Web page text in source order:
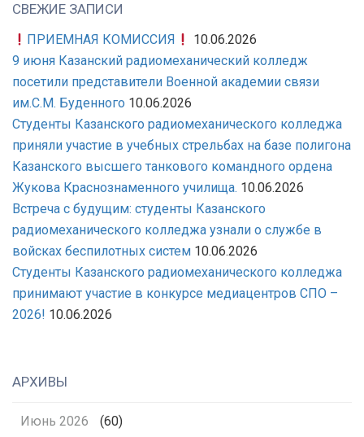
СВЕЖИЕ ЗАПИСИ
ПРИЕМНАЯ КОМИССИЯ
10.06.2026
9 июня Казанский радиомеханический колледж
посетили представители Военной академии связи
им.С.М. Буденного 10.06.2026
Студенты Казанского радиомеханического колледжа
приняли участие в учебных стрельбах на базе полигона
Казанского высшего танкового командного ордена
Жукова Краснознаменного училища. 10.06.2026
Встреча с будущим: студенты Казанского
радиомеханического колледжа узнали о службе в
войсках беспилотных систем 10.06.2026
Студенты Казанского радиомеханического колледжа
принимают участие в конкурсе медиацентров СПО –
2026! 10.06.2026
АРХИВЫ
Июнь 2026 (60)